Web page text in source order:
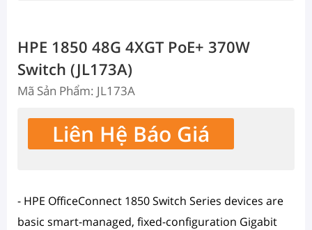
HPE 1850 48G 4XGT PoE+ 370W
Switch (JL173A)
Mã Sản Phẩm: JL173A
Liên Hệ Báo Giá
- HPE OfficeConnect 1850 Switch Series devices are
basic smart-managed, fixed-configuration Gigabit